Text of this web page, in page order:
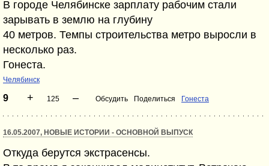
В городе Челябинске зарплату рабочим стали
зарывать в землю на глубину
40 метров. Темпы строительства метро выросли в
несколько раз.
Гонеста.
Челябинск
9 + 125 – Обсудить Поделиться Гонеста
16.05.2007, НОВЫЕ ИСТОРИИ - ОСНОВНОЙ ВЫПУСК
Откуда берутся экстрасенсы.